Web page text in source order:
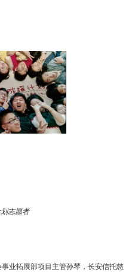
志愿者
业拓展部项目主管孙琴，长安信托慈